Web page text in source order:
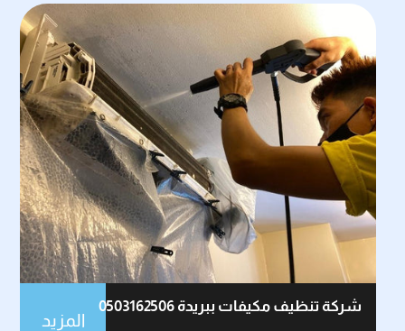
شركة تنظيف مكيفات ببريدة 0503162506
المزيد